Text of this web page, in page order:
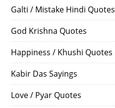
Galti / Mistake Hindi Quotes
God Krishna Quotes
Happiness / Khushi Quotes
Kabir Das Sayings
Love / Pyar Quotes